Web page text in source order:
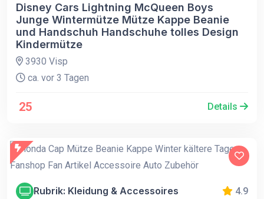
Disney Cars Lightning McQueen Boys
Junge Wintermütze Mütze Kappe Beanie
und Handschuh Handschuhe tolles Design
Kindermütze
3930 Visp
ca. vor 3 Tagen
25 Details
Rubrik: Kleidung & Accessoires 4.9